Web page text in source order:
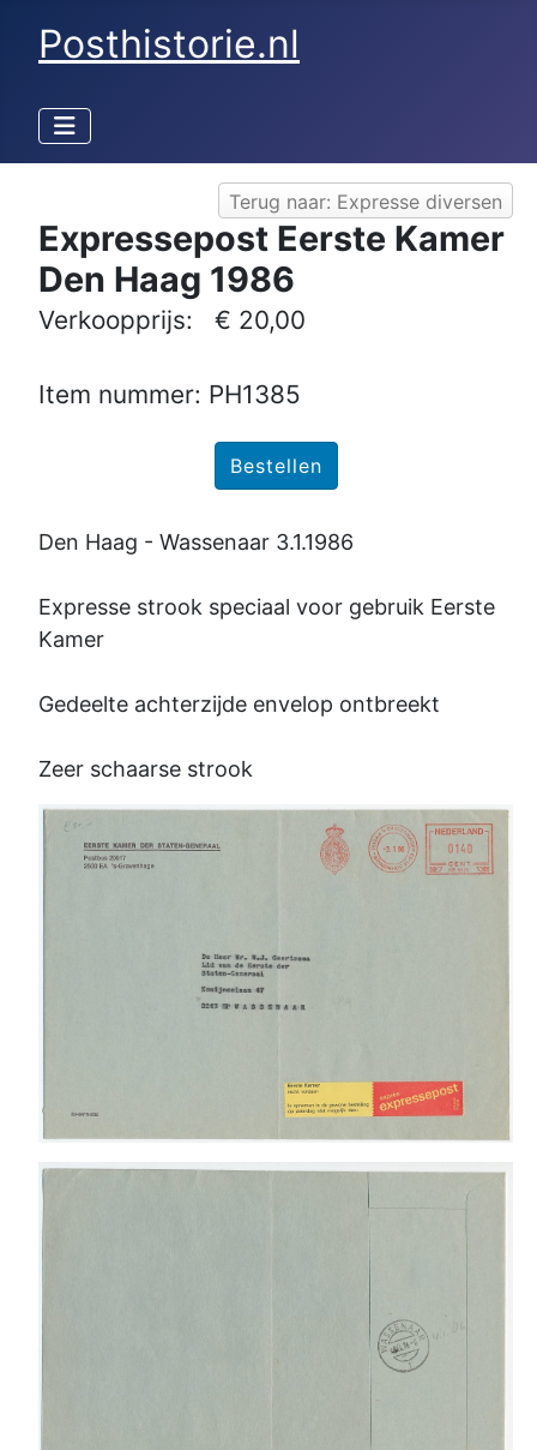
Posthistorie.nl
Terug naar: Expresse diversen
Expressepost Eerste Kamer
Den Haag 1986
Verkoopprijs: € 20,00
Item nummer: PH1385
Den Haag - Wassenaar 3.1.1986
Expresse strook speciaal voor gebruik Eerste
Kamer
Gedeelte achterzijde envelop ontbreekt
Zeer schaarse strook